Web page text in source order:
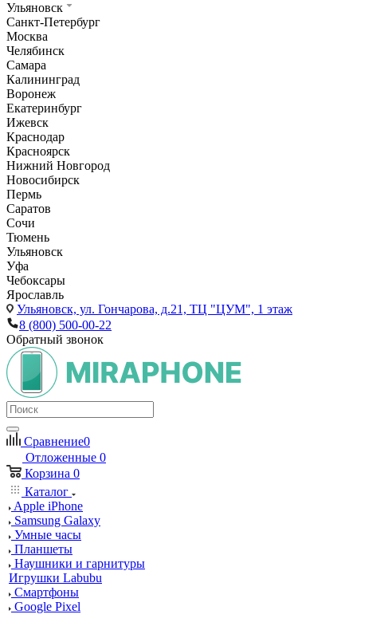
Ульяновск
Санкт-Петербург
Москва
Челябинск
Самара
Калининград
Воронеж
Екатеринбург
Ижевск
Краснодар
Красноярск
Нижний Новгород
Новосибирск
Пермь
Саратов
Сочи
Тюмень
Ульяновск
Уфа
Чебоксары
Ярославль
Ульяновск, ул. Гончарова, д.21, ТЦ "ЦУМ", 1 этаж
8 (800) 500-00-22
Обратный звонок
Сравнение0
Отложенные 0
Корзина 0
Каталог
Apple iPhone
Samsung Galaxy
Умные часы
Планшеты
Наушники и гарнитуры
Игрушки Labubu
Смартфоны
Google Pixel